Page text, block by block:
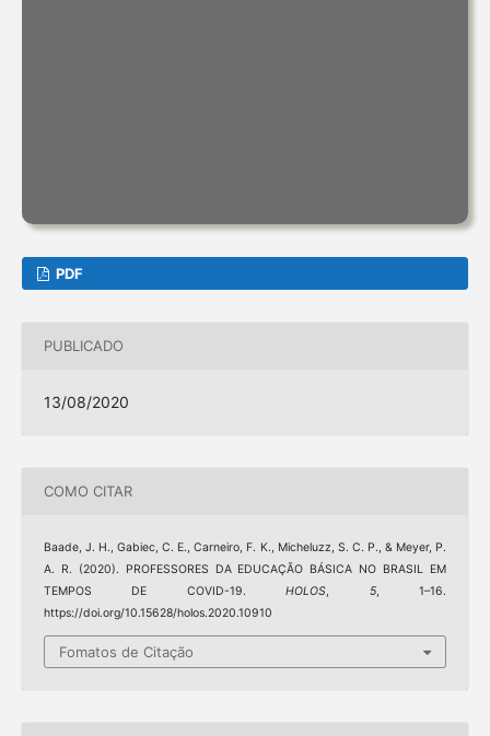
PDF
PUBLICADO
13/08/2020
COMO CITAR
Baade, J. H., Gabiec, C. E., Carneiro, F. K., Micheluzz, S. C. P., & Meyer, P.
A. R. (2020). PROFESSORES DA EDUCAÇÃO BÁSICA NO BRASIL EM
TEMPOS DE COVID-19.HOLOS, 5, 1–16.
https://doi.org/10.15628/holos.2020.10910
Fomatos de Citação